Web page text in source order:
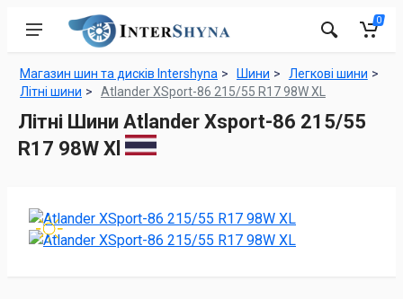
0
Магазин шин та дисків Intershyna Шини
Легкові шини
Літні шини
Atlander XSport-86 215/55 R17 98W XL
Літні Шини Atlander Xsport-86 215/55
R17 98W Xl